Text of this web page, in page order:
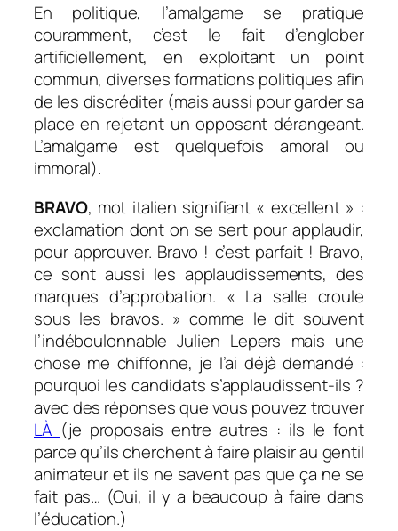
En politique, l’amalgame se pratique
couramment, c’est le fait d’englober
artificiellement, en exploitant un point
commun, diverses formations politiques afin
de les discréditer (mais aussi pour garder sa
place en rejetant un opposant dérangeant.
L’amalgame est quelquefois amoral ou
immoral).
BRAVO, mot italien signifiant « excellent » :
exclamation dont on se sert pour applaudir,
pour approuver. Bravo ! c’est parfait ! Bravo,
ce sont aussi les applaudissements, des
marques d’approbation. « La salle croule
sous les bravos. » comme le dit souvent
l’indéboulonnable Julien Lepers mais une
chose me chiffonne, je l’ai déjà demandé :
pourquoi les candidats s’applaudissent-ils ?
avec des réponses que vous pouvez trouver
LÀ (je proposais entre autres : ils le font
parce qu’ils cherchent à faire plaisir au gentil
animateur et ils ne savent pas que ça ne se
fait pas… (Oui, il y a beaucoup à faire dans
l’éducation.)